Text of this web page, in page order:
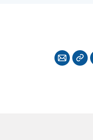
Courriel